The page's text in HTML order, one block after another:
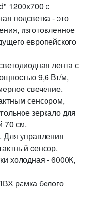
1200х700 с
подсветка - это
изготовленное
европейского
лента с
9,6 Вт/м,
свечение.
сенсором,
зеркало для
70 см.
Для управления
cенсор.
холодная - 6000К,
рамка белого